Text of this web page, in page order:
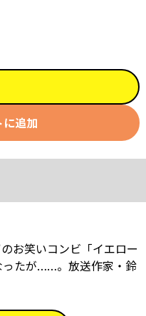
に追加
お笑いコンビ「イエロー
ったが……。放送作家・鈴